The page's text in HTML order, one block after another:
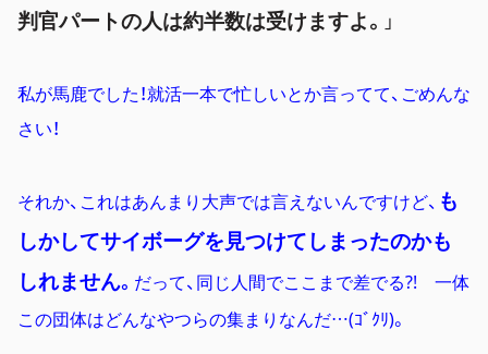
判官パートの人は約半数は受けますよ。 」
私が馬鹿でした！就活一本で忙しいとか言ってて、ごめんな
さい！
それか、これはあんまり大声では言えないんですけど、 も
しかしてサイボーグを見つけてしまったのかも
しれません。 だって、同じ人間でここまで差でる?! 一体
この団体はどんなやつらの集まりなんだ…(ｺﾞｸﾘ)。